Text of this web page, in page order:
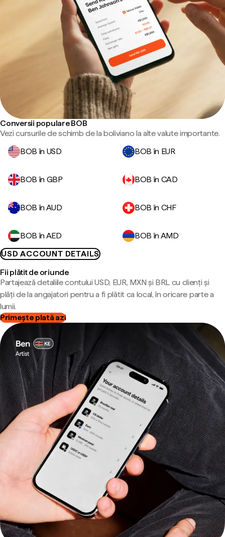
Conversii populare BOB
Vezi cursurile de schimb de la boliviano la alte valute importante.
BOB în USD
BOB în EUR
BOB în GBP BOB în CAD
BOB în AUD BOB în CHF
BOB în AED
BOB în AMD
USD ACCOUNT DETAILS
Fii plătit de oriunde
Partajează detaliile contului USD, EUR, MXN și BRL cu clienți și
plăți de la angajatori pentru a fi plătit ca local, în oricare parte a
lumii.
Primește plată azi